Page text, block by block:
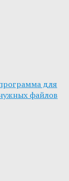
для
файлов